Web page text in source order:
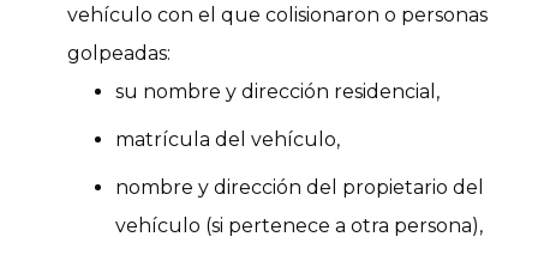
vehículo con el que colisionaron o personas
golpeadas:
su nombre y dirección residencial,
matrícula del vehículo,
nombre y dirección del propietario del
vehículo (si pertenece a otra persona),